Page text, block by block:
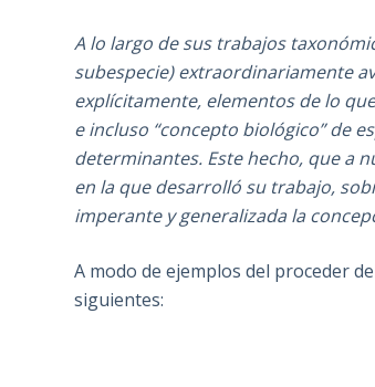
A lo largo de sus trabajos
subespecie) extraordinariamente
explícitamente, elementos de lo
e incluso “concepto biológico” de
determinantes. Este hecho, que a
en la que desarrolló su trabajo,
imperante y generalizada la
A modo de ejemplos del proceder
siguientes: